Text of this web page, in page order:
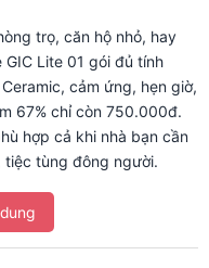
trọ, căn hộ nhỏ, hay
GIC Lite 01 gói đủ tính
cảm ứng, hẹn giờ,
67% chỉ còn 750.000đ.
hợp cả khi nhà bạn cần
tiệc tùng đông người.
xào nấu hằng